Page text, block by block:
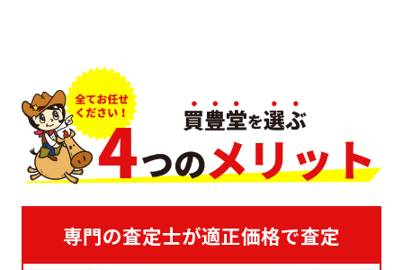
専門の査定士が適正価格で査定